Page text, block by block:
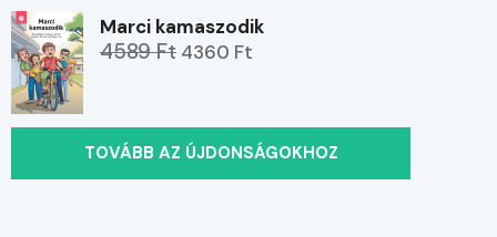
Marci kamaszodik
4589 Ft 4360 Ft
TOVÁBB AZ ÚJDONSÁGOKHOZ